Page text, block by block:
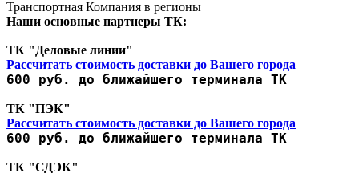
Транспортная Компания в регионы
Наши основные партнеры ТК:
ТК "Деловые линии"
Рассчитать стоимость доставки до Вашего города
600 руб. до ближайшего терминала ТК
ТК "ПЭК"
Рассчитать стоимость доставки до Вашего города
600 руб. до ближайшего терминала ТК
ТК "СДЭК"